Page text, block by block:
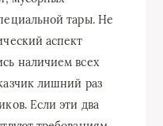
тары. Не
аспект
наличием всех
лишний раз
Если эти два